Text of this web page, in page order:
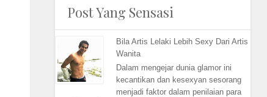
Post Yang Sensasi
Bila Artis Lelaki Lebih Sexy Dari Artis
Wanita
Dalam mengejar dunia glamor ini
kecantikan dan kesexyan sesorang
menjadi faktor dalam penilaian para